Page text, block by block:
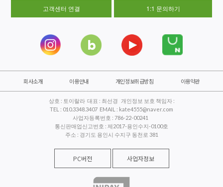
고객센터 연결 1:1 문의하기
회사소개 이용안내 개인정보취급방침 이용약관
상호 : 토이랄라 대표 : 최선경 개인정보 보호 책임자 :
TEL : 010.3348.3407 EMAIL : kate4555@naver.com
사업자등록번호 : 786-22-00241
통신판매업신고번호 : 제2017-용인수지-0100호
주소 : 경기도 용인시 수지구 동천로 381
PC버전 사업자정보